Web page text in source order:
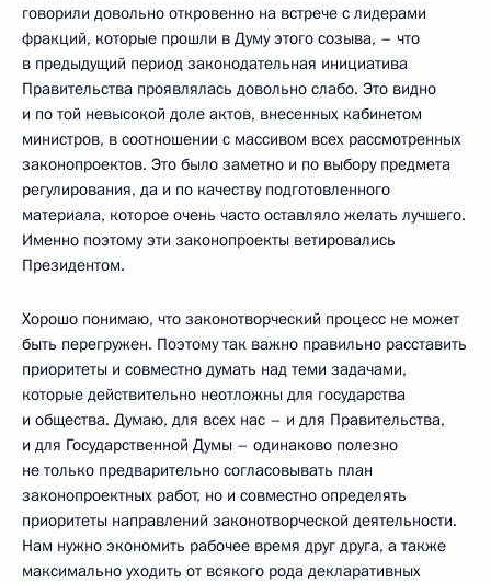
говорили довольно откровенно на встрече с лидерами
фракций, которые прошли в Думу этого созыва, – что
в предыдущий период законодательная инициатива
Правительства проявлялась довольно слабо. Это видно
и по той невысокой доле актов, внесенных кабинетом
министров, в соотношении с массивом всех рассмотренных
законопроектов. Это было заметно и по выбору предмета
регулирования, да и по качеству подготовленного
материала, которое очень часто оставляло желать лучшего.
Именно поэтому эти законопроекты ветировались
Президентом.
Хорошо понимаю, что законотворческий процесс не может
быть перегружен. Поэтому так важно правильно расставить
приоритеты и совместно думать над теми задачами,
которые действительно неотложны для государства
и общества. Думаю, для всех нас – и для Правительства,
и для Государственной Думы – одинаково полезно
не только предварительно согласовывать план
законопроектных работ, но и совместно определять
приоритеты направлений законотворческой деятельности.
Нам нужно экономить рабочее время друг друга, а также
максимально уходить от всякого рода декларативных